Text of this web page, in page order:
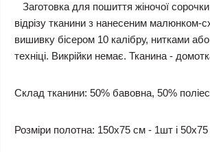
Заготовка для пошиття жіночої
відрізу тканини з нанесеним малюнком-
вишивку бісером 10 калібру, нитками
техніці. Викрійки немає. Тканина -
Склад тканини: 50% бавовна, 50%
Розміри полотна: 150х75 см - 1шт і